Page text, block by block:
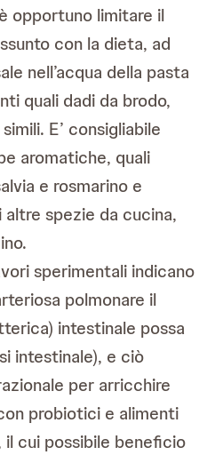
opportuno limitare il
con la dieta, ad
nell’acqua della pasta
quali dadi da brodo,
E’ consigliabile
aromatiche, quali
e rosmarino e
altre spezie da cucina,
sperimentali indicano
polmonare il
intestinale possa
intestinale), e ciò
per arricchire
probiotici e alimenti
cui possibile beneficio